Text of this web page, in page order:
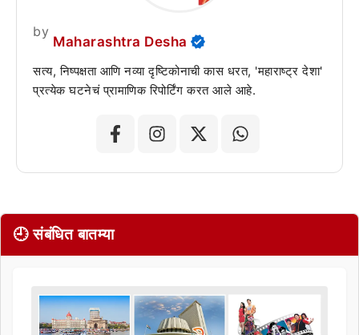
by
Maharashtra Desha
सत्य, निष्पक्षता आणि नव्या दृष्टिकोनाची कास धरत, 'महाराष्ट्र देशा'
प्रत्येक घटनेचं प्रामाणिक रिपोर्टिंग करत आले आहे.
🕘 संबंधित बातम्या